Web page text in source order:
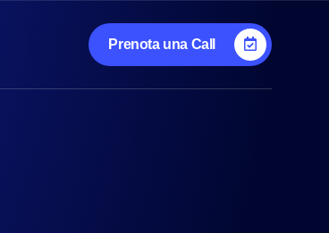
Prenota una Call